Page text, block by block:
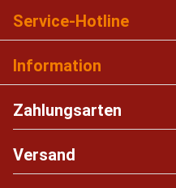
Service-Hotline
Information
Zahlungsarten
Versand